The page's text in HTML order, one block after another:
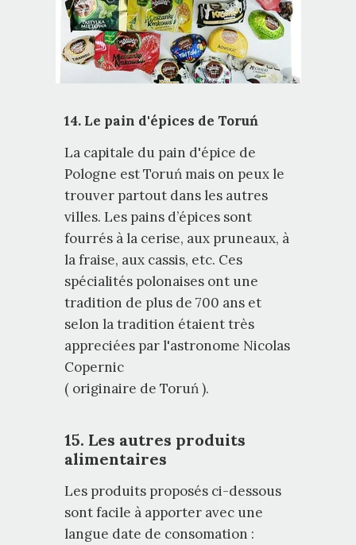
14. Le pain d'épices de Toruń
La capitale du pain d'épice de
Pologne est Toruń mais on peux le
trouver partout dans les autres
villes. Les pains d’épices sont
fourrés à la cerise, aux pruneaux, à
la fraise, aux cassis, etc. Ces
spécialités polonaises ont une
tradition de plus de 700 ans et
selon la tradition étaient très
appreciées par l'astronome Nicolas
Copernic
( originaire de Toruń ).
15. Les autres produits
alimentaires
Les produits proposés ci-dessous
sont facile à apporter avec une
langue date de consomation :